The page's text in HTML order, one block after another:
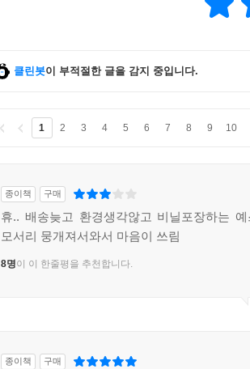
클린봇이 부적절한 글을 감지 중입니다.
1 2 3 4 5 6 7 8 9 10
종이책 구매
휴.. 배송늦고 환경생각않고 비닐포장하는 예
모서리 뭉개져서와서 마음이 쓰림
8명이 이 한줄평을 추천합니다.
종이책 구매